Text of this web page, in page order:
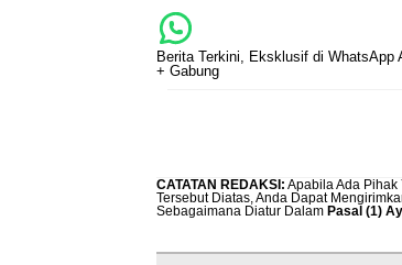
Berita Terkini, Eksklusif di WhatsApp
+ Gabung
CATATAN REDAKSI : Apabila Ada Pihak
Tersebut Diatas, Anda Dapat
Sebagaimana Diatur Dalam Pasal (1)